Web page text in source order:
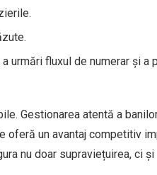
urmări fluxul de numerar și a
Gestionarea atentă a
un avantaj competitiv
nu doar supraviețuirea, ci și